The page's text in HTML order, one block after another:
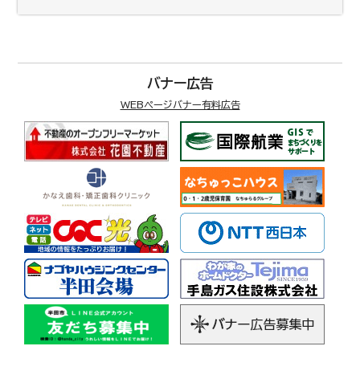
バナー広告
WEBページバナー有料広告